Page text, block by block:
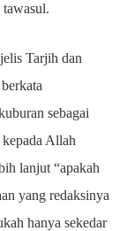
Tarjih dan
sebagai
kepada Allah
lanjut “apakah
yang redaksinya
hanya sekedar